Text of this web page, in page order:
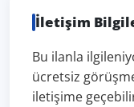
İletişim
Bu ilanla
ücretsiz
iletişime